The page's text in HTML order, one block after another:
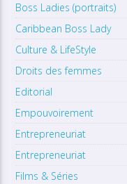
Boss Ladies (portraits)
Caribbean Boss Lady
Culture & LifeStyle
Droits des femmes
Editorial
Empouvoirement
Entrepreneuriat
Entrepreneuriat
Films & Séries